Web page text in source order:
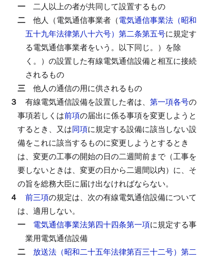
一 二人以上の者が共同して設置するもの
二 他人（電気通信事業者（電気通信事業法（昭和
五十九年法律第八十六号）第二条第五号に規定す
る電気通信事業者をいう。以下同じ。）を除
く。）の設置した有線電気通信設備と相互に接続
されるもの
三 他人の通信の用に供されるもの
３ 有線電気通信設備を設置した者は、 第一項各号の
事項若しくは前項の届出に係る事項を変更しようと
するとき、又は同項に規定する設備に該当しない設
備をこれに該当するものに変更しようとするとき
は、変更の工事の開始の日の二週間前まで（工事を
要しないときは、変更の日から二週間以内）に、そ
の旨を総務大臣に届け出なければならない。
４ 前三項の規定は、次の有線電気通信設備について
は、適用しない。
一 電気通信事業法第四十四条第一項に規定する事
業用電気通信設備
二 放送法（昭和二十五年法律第百三十二号）第二